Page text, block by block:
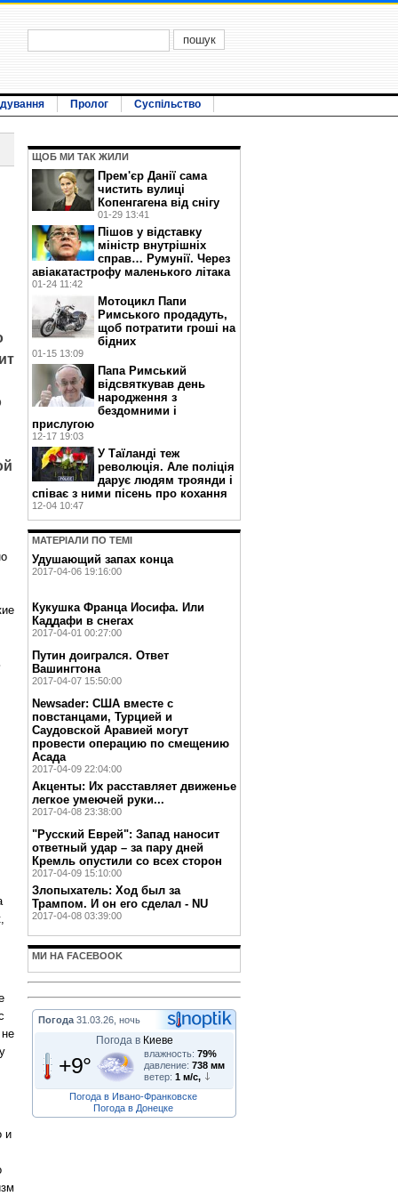
Пролог Суспільство
и
ЩОБ МИ ТАК ЖИЛИ
Прем'єр Данії сама
чистить вулиці
Копенгагена від снігу
01-29 13:41
Пішов у відставку
міністр внутрішніх
справ… Румунії. Через
авіакатастрофу маленького літака
01-24 11:42
Мотоцикл Папи
Римського продадуть,
щоб потратити гроші на
бідних
01-15 13:09
Папа Римський
відсвяткував день
народження з
бездомними і
прислугою
12-17 19:03
У Таїланді теж
революція. Але поліція
дарує людям троянди і
співає з ними пісень про кохання
12-04 10:47
МАТЕРIАЛИ ПО ТЕМI
Удушающий запах конца
2017-04-06 19:16:00
Кукушка Франца Иосифа. Или
Каддафи в снегах
2017-04-01 00:27:00
Путин доигрался. Ответ
Вашингтона
2017-04-07 15:50:00
Newsader: США вместе с
повстанцами, Турцией и
Саудовской Аравией могут
провести операцию по смещению
Асада
2017-04-09 22:04:00
Акценты: Их расставляет движенье
легкое умеючей руки...
2017-04-08 23:38:00
"Русский Еврей": Запад наносит
ответный удар – за пару дней
Кремль опустили со всех сторон
2017-04-09 15:10:00
Злопыхатель: Ход был за
Трампом. И он его сделал - NU
2017-04-08 03:39:00
МИ НА FACEBOOK
Погода 31.03.26, ночь
Погода в Киеве
+9° влажность: 79%
давление: 738 мм
ветер: 1 м/с,
Погода в Ивано-Франковске
Погода в Донецке